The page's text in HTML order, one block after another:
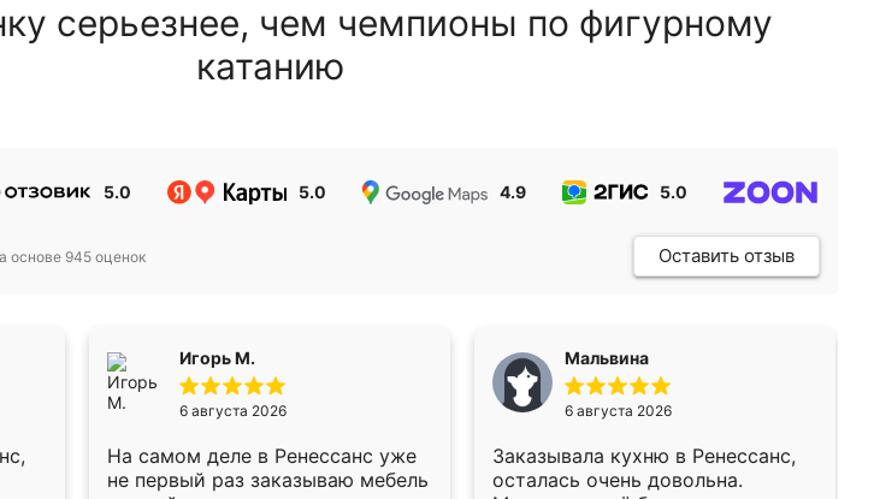
серьезнее, чем чемпионы по фигурному
катанию
5.0 5.0 4.9 5.0
основе 945 оценок Оставить отзыв
Игорь М.
6 августа 2026
На самом деле в Ренессанс уже
не первый раз заказываю мебель
Мальвина
6 августа 2026
Заказывала кухню в Ренессанс,
осталась очень довольна.